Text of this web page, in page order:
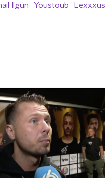
Ilgün Youstoub Lexxxus